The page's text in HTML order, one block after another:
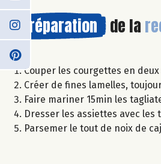
Préparation de la
Couper les courgettes en
Créer de fines lamelles,
Faire mariner 15min les
Dresser les assiettes avec les
Parsemer le tout de noix de